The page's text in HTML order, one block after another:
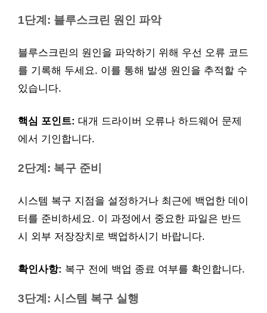
1단계: 블루스크린 원인 파악
블루스크린의 원인을 파악하기 위해 우선 오류 코드
를 기록해 두세요. 이를 통해 발생 원인을 추적할 수
있습니다.
핵심 포인트: 대개 드라이버 오류나 하드웨어 문제
에서 기인합니다.
2단계: 복구 준비
시스템 복구 지점을 설정하거나 최근에 백업한 데이
터를 준비하세요. 이 과정에서 중요한 파일은 반드
시 외부 저장장치로 백업하시기 바랍니다.
확인사항: 복구 전에 백업 종료 여부를 확인합니다.
3단계: 시스템 복구 실행